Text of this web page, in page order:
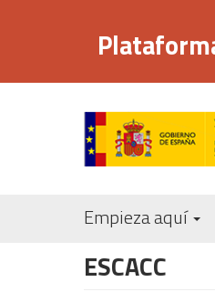
principal
Empieza aquí
ESCACC